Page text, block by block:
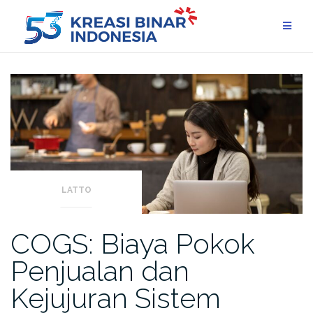
content
LATTO
COGS: Biaya Pokok
Penjualan dan
Kejujuran Sistem